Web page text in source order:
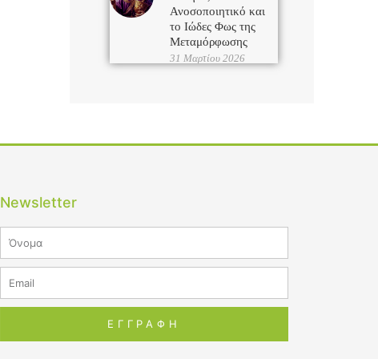
Ανοσοποιητικό και
το Ιώδες Φως της
Μεταμόρφωσης
31 Μαρτίου 2026
Newsletter
Name
Email
ΕΓΓΡΑΦΗ